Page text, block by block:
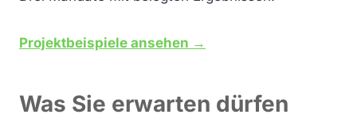
Projektbeispiele ansehen →
Was Sie erwarten dürfen